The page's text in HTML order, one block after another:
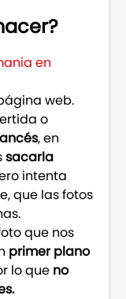
en
web.
o
, en
sacarla
intenta
que las fotos
que nos
primer plano
lo que no